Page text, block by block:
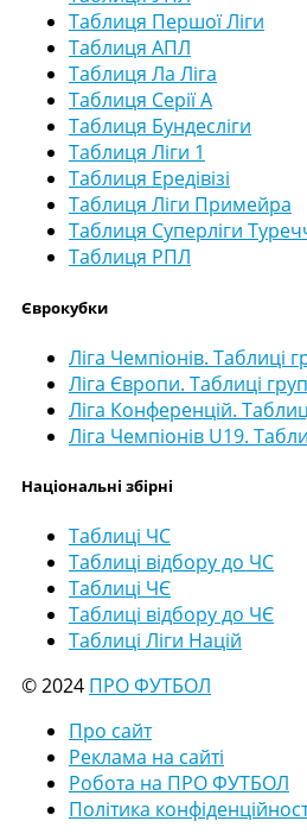
Таблиця Першої Ліги
Таблиця АПЛ
Таблиця Ла Ліга
Таблиця Серії А
Таблиця Бундесліги
Таблиця Ліги 1
Таблиця Ередівізі
Таблиця Ліги Примейра
Таблиця Суперліги
Таблиця РПЛ
Єврокубки
Ліга Чемпіонів. Таблиці
Ліга Європи. Таблиці
Ліга Конференцій.
Ліга Чемпіонів U19.
Національні збірні
Таблиці ЧС
Таблиці відбору до ЧС
Таблиці ЧЄ
Таблиці відбору до ЧЄ
Таблиці Ліги Націй
© 2024 ПРО ФУТБОЛ
Про сайт
Реклама на сайті
Робота на ПРО ФУТБОЛ
Політика